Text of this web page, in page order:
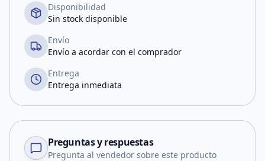
Disponibilidad
Sin stock disponible
Envío
Envío a acordar con el comprador
Entrega
Entrega inmediata
Preguntas y respuestas
Pregunta al vendedor sobre este producto